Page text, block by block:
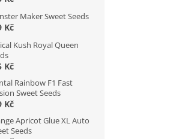
Maker Sweet Seeds
Kč
Kush Royal Queen
Kč
Rainbow F1 Fast
Sweet Seeds
Kč
Apricot Glue XL Auto
Seeds